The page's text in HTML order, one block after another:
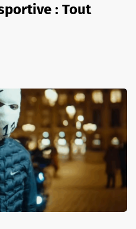
: Tout